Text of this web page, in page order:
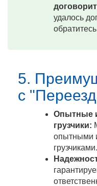
удалось
5.
с
Опытные
грузчики:
опытными
грузчиками.